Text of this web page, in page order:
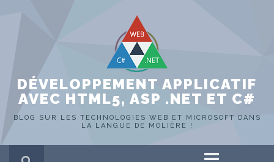
DÉVELOPPEMENT APPLICATIF
AVEC HTML5, ASP .NET ET C#
BLOG SUR LES TECHNOLOGIES WEB ET MICROSOFT DANS
LA LANGUE DE MOLIÈRE !